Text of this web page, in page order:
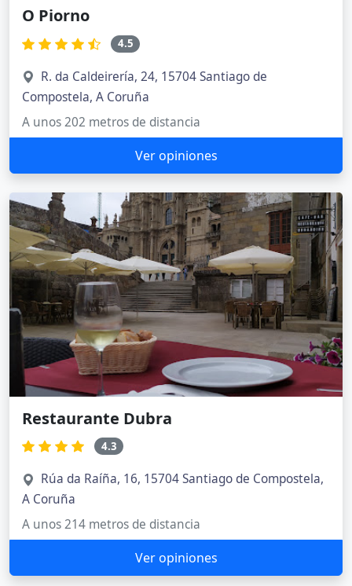
O Piorno
4.5
R. da Caldeirería, 24, 15704 Santiago de
Compostela, A Coruña
A unos 202 metros de distancia
Ver opiniones
Restaurante Dubra
4.3
Rúa da Raíña, 16, 15704 Santiago de Compostela,
A Coruña
A unos 214 metros de distancia
Ver opiniones